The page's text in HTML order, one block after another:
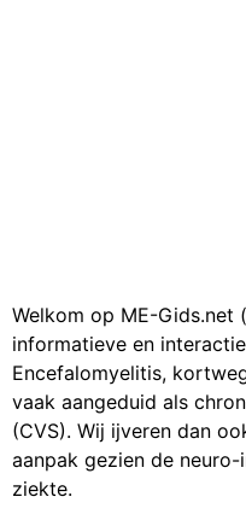
Welkom op ME-Gids.net
informatieve en
Encefalomyelitis,
vaak aangeduid als
(CVS). Wij ijveren dan
aanpak gezien de
ziekte.